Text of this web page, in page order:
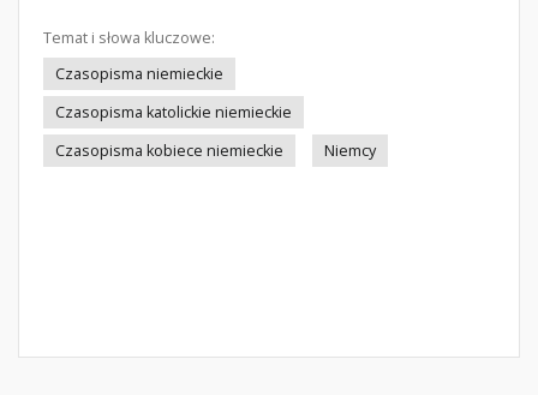
Temat i słowa kluczowe:
Czasopisma niemieckie
Czasopisma katolickie niemieckie
Czasopisma kobiece niemieckie
Niemcy